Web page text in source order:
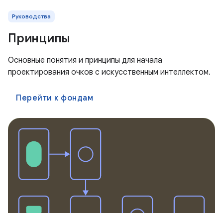
Руководства
Принципы
Основные понятия и принципы для начала
проектирования очков с искусственным интеллектом.
Перейти к фондам